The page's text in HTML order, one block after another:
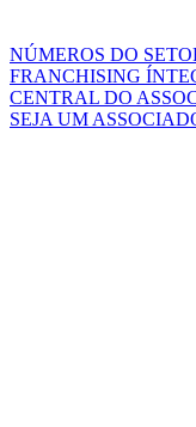
NÚMEROS DO
FRANCHISING
CENTRAL DO
SEJA UM